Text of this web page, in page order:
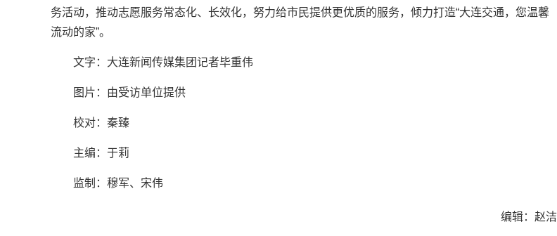
务活动，推动志愿服务常态化、长效化，努力给市民提供更优质的服务，倾力打造“大连交通，您温馨
流动的家”。
文字：大连新闻传媒集团记者毕重伟
图片：由受访单位提供
校对：秦臻
主编：于莉‍‍‍
监制：穆军、宋伟
编辑：赵洁